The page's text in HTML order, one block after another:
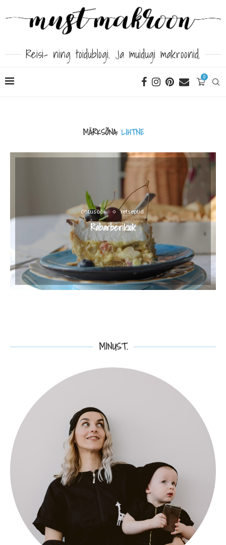
Reisi- ning toidublogi. Ja muidugi makroonid.
0
MÄRKSÕNA: LIHTNE
õhtusöök. retseptid.
Rabarberikook
MINUST.